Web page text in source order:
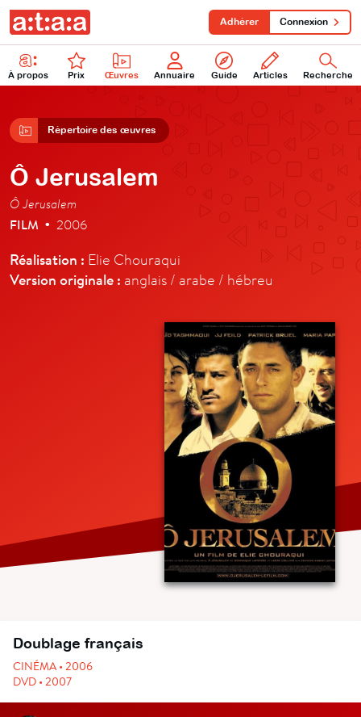
À propos Prix Œuvres Annuaire Guide Articles Recherche
Adhérer Connexion
Répertoire des œuvres
Ô Jerusalem
Ô Jerusalem
FILM • 2006
Réalisation : Elie Chouraqui
Version originale : anglais / arabe / hébreu
Doublage français
CINÉMA • 2006
DVD • 2007